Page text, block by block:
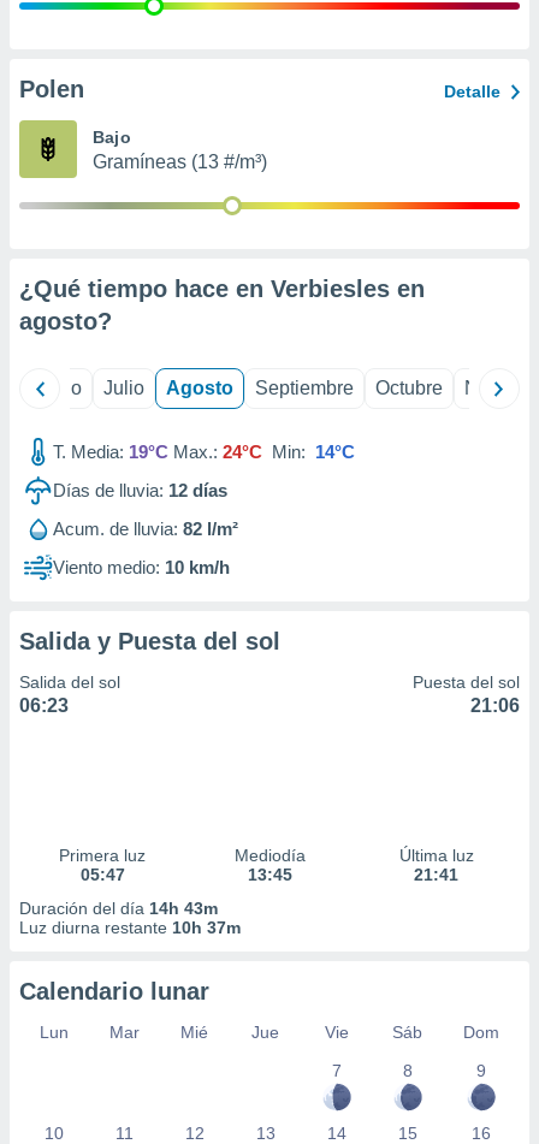
e
publicidad
Polen Detalle
Bajo
Gramíneas (13 #/m³)
¿Qué tiempo hace en Verbiesles en
agosto?
Junio Julio Agosto Septiembre Octubre
T. Media: 19°C Max.: 24°C Min: 14°C
Días de lluvia: 12 días
Acum. de lluvia: 82 l/m²
Viento medio: 10 km/h
Salida y Puesta del sol
Salida del sol
06:23
Puesta del sol
21:06
Primera luz
05:47
Mediodía
13:45
Última luz
21:41
Duración del día 14h 43m
Luz diurna restante 10h 37m
Calendario lunar
Lun Mar Mié Jue Vie Sáb
Dom
7
8 9
10 11 12 13 14 15 16